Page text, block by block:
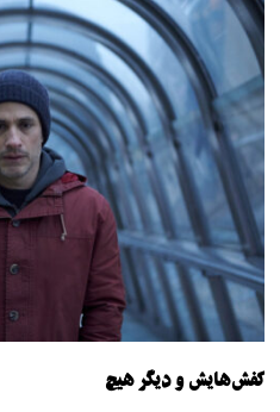
کفش‌هایش و دیگر هیچ